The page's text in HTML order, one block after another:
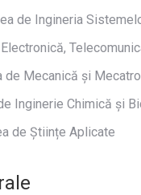
de Ingineria
de Mecanică și
Inginerie Chimică și
de Științe Aplicate